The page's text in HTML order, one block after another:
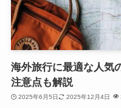
海外旅行に最適な人気
注意点も解説
2025年6月5日 2025年12月4日